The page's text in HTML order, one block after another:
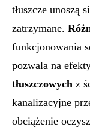
tłuszcze unoszą
zatrzymane.
funkcjonowania
pozwala na
tłuszczowych z
kanalizacyjne
obciążenie